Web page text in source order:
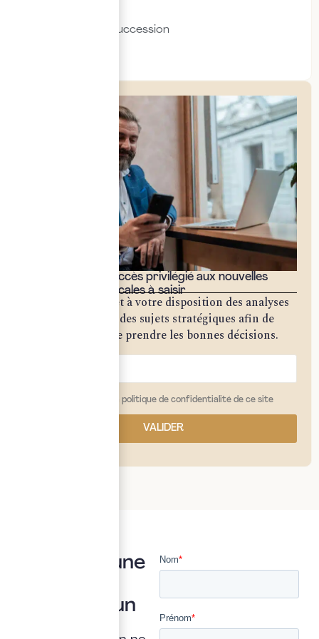
Transmission & succession
Bénéficiez d'un accès privilégié aux nouvelles
opportunités fiscales à saisir
Notre cabinet met à votre disposition des analyses
approfondies sur des sujets stratégiques afin de
vous permettre de prendre les bonnes décisions.
j'ai lu et j'accepte la politique de confidentialité de ce site
VALIDER
Vous avez une
Posez là à un